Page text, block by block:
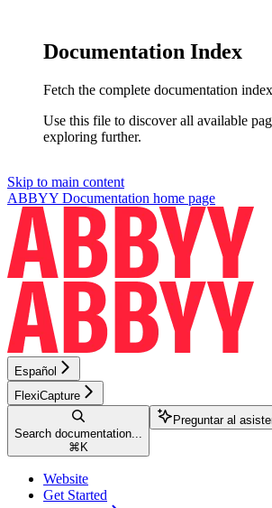
Documentation Index
Fetch the complete documentation
Use this file to discover all available
exploring further.
Skip to main content
ABBYY Documentation home page
Español
FlexiCapture
Search documentation...
⌘ K
Preguntar al
Website
Get Started